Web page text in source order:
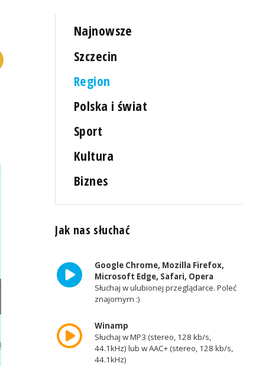
Najnowsze
Szczecin
Region
Polska i świat
Sport
Kultura
Biznes
Jak nas słuchać
Google Chrome, Mozilla Firefox,
Microsoft Edge, Safari, Opera
Słuchaj w ulubionej przeglądarce. Poleć
znajomym :)
Winamp
Słuchaj w MP3 (stereo, 128 kb/s,
44.1kHz) lub w AAC+ (stereo, 128 kb/s,
44.1kHz)